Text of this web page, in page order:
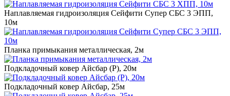
Наплавляемая гидроизоляция Сейфити Супер СБС 3 ЭПП,
10м
Планка примыкания металлическая, 2м
Подкладочный ковер Айсбар (P), 20м
Подкладочный ковер Айсбар, 25м